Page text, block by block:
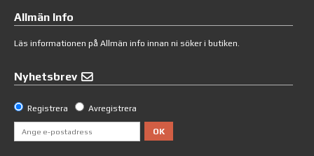
Allmän Info
Läs informationen på Allmän info innan ni söker i butiken.
Nyhetsbrev
Registrera Avregistrera
OK